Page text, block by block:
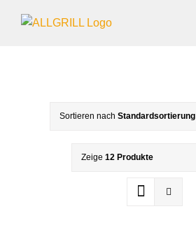
Inhalt
Sortieren nach Standardsortierung
Zeige 12 Produkte